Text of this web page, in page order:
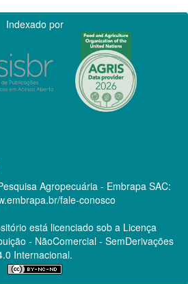
Indexado por
Agropecuária - Embrapa SAC:
fale-conosco
está licenciado sob a Licença
- NãoComercial - SemDerivações
Internacional.